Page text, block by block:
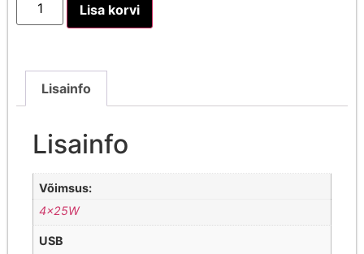
Lisa korvi
Lisainfo
Lisainfo
Võimsus:
4x25W
USB